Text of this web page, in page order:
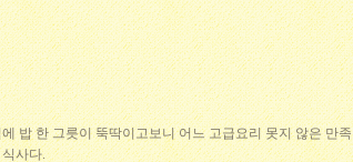
밥 한 그릇이 뚝딱이고보니 어느 고급요리 못지 않은 만족
사다.